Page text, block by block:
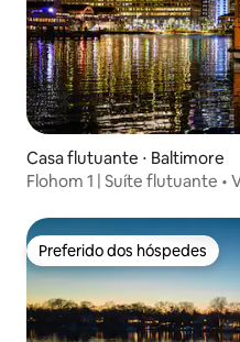
Casa flutuante ⋅ Baltimore
Flohom 1 | Suíte flutuante •
Preferido dos hóspedes
Preferido dos hóspedes